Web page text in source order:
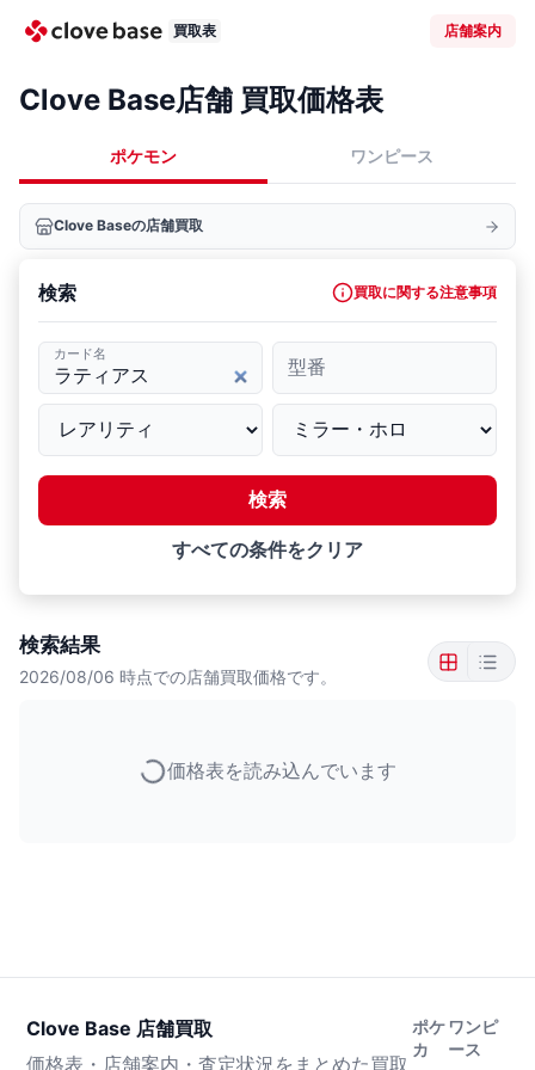
買取表 店舗案内
Clove Base店舗 買取価格表
ポケモン ワンピース
Clove Baseの店舗買取
検索 買取に関する注意事項
カード名
型番
検索
すべての条件をクリア
検索結果
2026/08/06 時点での店舗買取価格です。
価格表を読み込んでいます
Clove Base 店舗買取
価格表・店舗案内・査定状況をまとめた買取
ポケ
カ
ワンピ
ース